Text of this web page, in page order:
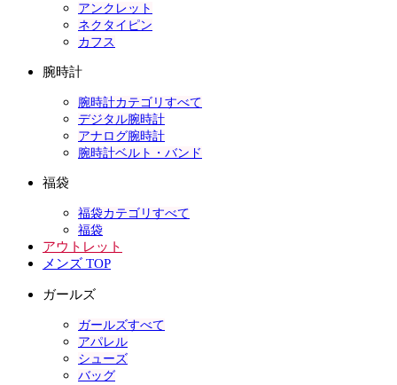
アンクレット
ネクタイピン
カフス
腕時計
腕時計カテゴリすべて
デジタル腕時計
アナログ腕時計
腕時計ベルト・バンド
福袋
福袋カテゴリすべて
福袋
アウトレット
メンズ TOP
ガールズ
ガールズすべて
アパレル
シューズ
バッグ